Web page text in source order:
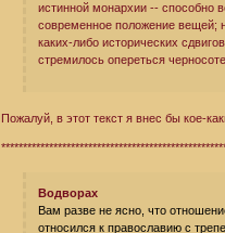
истинной монархии -- способно
современное положение вещей;
каких-либо исторических
стремилось опереться
Пожалуй, в этот текст я внес бы кое-
Водворах
Вам разве не ясно, что
относился к православию с